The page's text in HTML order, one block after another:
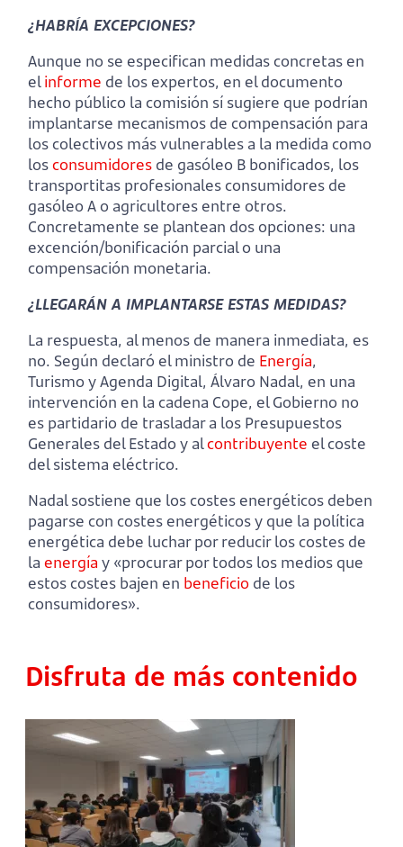
¿HABRÍA EXCEPCIONES?
Aunque no se especifican medidas concretas en
elinforme de los expertos, en el documento
hecho público la comisión sí sugiere que podrían
implantarse mecanismos de compensación para
los colectivos más vulnerables a la medida como
losconsumidores de gasóleo B bonificados, los
transportitas profesionales consumidores de
gasóleo A o agricultores entre otros.
Concretamente se plantean dos opciones: una
excención/bonificación parcial o una
compensación monetaria.
¿LLEGARÁN A IMPLANTARSE ESTAS MEDIDAS?
La respuesta, al menos de manera inmediata, es
no. Según declaró el ministro de Energía,
Turismo y Agenda Digital, Álvaro Nadal, en una
intervención en la cadena Cope, el Gobierno no
es partidario de trasladar a los Presupuestos
Generales del Estado y alcontribuyente el coste
del sistema eléctrico.
Nadal sostiene que los costes energéticos deben
pagarse con costes energéticos y que la política
energética debe luchar por reducir los costes de
la energía y «procurar por todos los medios que
estos costes bajen en beneficio de los
consumidores».
Disfruta de más contenido